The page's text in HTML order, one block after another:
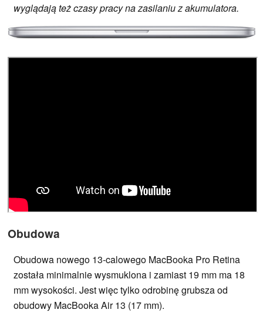
wyglądają też czasy pracy na zasilaniu z akumulatora.
Obudowa
Obudowa nowego 13-calowego MacBooka Pro Retina
została minimalnie wysmuklona i zamiast 19 mm ma 18
mm wysokości. Jest więc tylko odrobinę grubsza od
obudowy MacBooka Air 13 (17 mm).